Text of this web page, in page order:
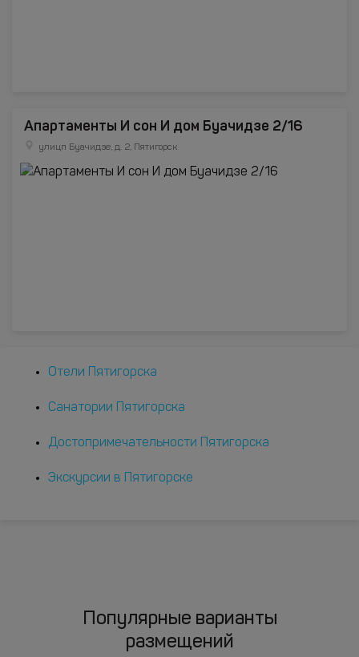
Апартаменты И сон И дом Буачидзе 2/16
улицп Буачидзе, д. 2, Пятигорск
Отели Пятигорска
Санатории Пятигорска
Достопримечательности Пятигорска
Экскурсии в Пятигорске
Популярные варианты
размещений